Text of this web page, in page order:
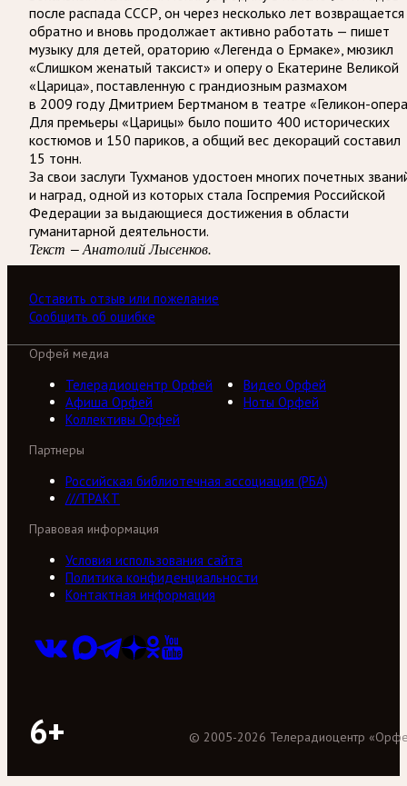
после распада СССР, он через несколько лет возвращается
обратно и вновь продолжает активно работать — пишет
музыку для детей, ораторию «Легенда о Ермаке», мюзикл
«Слишком женатый таксист» и оперу о Екатерине Великой
«Царица», поставленную с грандиозным размахом
в 2009 году Дмитрием Бертманом в театре «Геликон-
Для премьеры «Царицы» было пошито 400 исторических
костюмов и 150 париков, а общий вес декораций составил
15 тонн.
За свои заслуги Тухманов удостоен многих почетных
и наград, одной из которых стала Госпремия Российской
Федерации за выдающиеся достижения в области
гуманитарной деятельности.
Текст — Анатолий Лысенков.
Оставить отзыв или пожелание
Сообщить об ошибке
Орфей медиа
Телерадиоцентр Орфей
Видео Орфей
Афиша Орфей
Ноты Орфей
Коллективы Орфей
Партнеры
Российская библиотечная ассоциация (РБА)
///ТРАКТ
Правовая информация
Условия использования сайта
Политика конфиденциальности
Контактная информация
6+ © 2005-2026 Телерадиоцентр